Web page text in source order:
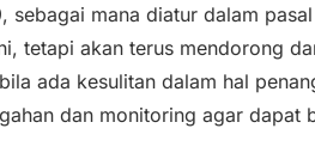
sebagai mana diatur dalam
tetapi akan terus mendorong
ada kesulitan dalam hal
dan monitoring agar dapat